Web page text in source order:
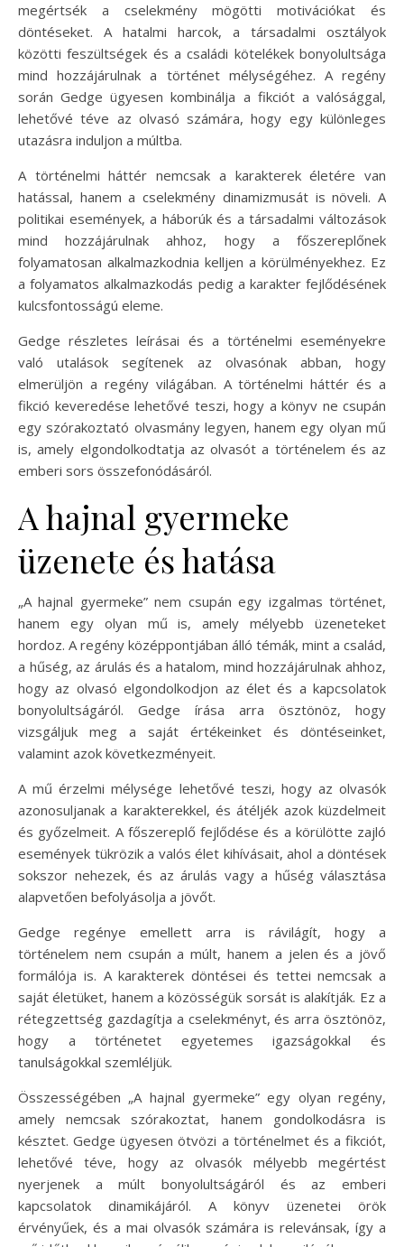
megértsék a cselekmény mögötti motivációkat és
döntéseket. A hatalmi harcok, a társadalmi osztályok
közötti feszültségek és a családi kötelékek bonyolultsága
mind hozzájárulnak a történet mélységéhez. A regény
során Gedge ügyesen kombinálja a fikciót a valósággal,
lehetővé téve az olvasó számára, hogy egy különleges
utazásra induljon a múltba.
A történelmi háttér nemcsak a karakterek életére van
hatással, hanem a cselekmény dinamizmusát is növeli. A
politikai események, a háborúk és a társadalmi változások
mind hozzájárulnak ahhoz, hogy a főszereplőnek
folyamatosan alkalmazkodnia kelljen a körülményekhez. Ez
a folyamatos alkalmazkodás pedig a karakter fejlődésének
kulcsfontosságú eleme.
Gedge részletes leírásai és a történelmi eseményekre
való utalások segítenek az olvasónak abban, hogy
elmerüljön a regény világában. A történelmi háttér és a
fikció keveredése lehetővé teszi, hogy a könyv ne csupán
egy szórakoztató olvasmány legyen, hanem egy olyan mű
is, amely elgondolkodtatja az olvasót a történelem és az
emberi sors összefonódásáról.
A hajnal gyermeke
üzenete és hatása
„A hajnal gyermeke” nem csupán egy izgalmas történet,
hanem egy olyan mű is, amely mélyebb üzeneteket
hordoz. A regény középpontjában álló témák, mint a család,
a hűség, az árulás és a hatalom, mind hozzájárulnak ahhoz,
hogy az olvasó elgondolkodjon az élet és a kapcsolatok
bonyolultságáról. Gedge írása arra ösztönöz, hogy
vizsgáljuk meg a saját értékeinket és döntéseinket,
valamint azok következményeit.
A mű érzelmi mélysége lehetővé teszi, hogy az olvasók
azonosuljanak a karakterekkel, és átéljék azok küzdelmeit
és győzelmeit. A főszereplő fejlődése és a körülötte zajló
események tükrözik a valós élet kihívásait, ahol a döntések
sokszor nehezek, és az árulás vagy a hűség választása
alapvetően befolyásolja a jövőt.
Gedge regénye emellett arra is rávilágít, hogy a
történelem nem csupán a múlt, hanem a jelen és a jövő
formálója is. A karakterek döntései és tettei nemcsak a
saját életüket, hanem a közösségük sorsát is alakítják. Ez a
rétegzettség gazdagítja a cselekményt, és arra ösztönöz,
hogy a történetet egyetemes igazságokkal és
tanulságokkal szemléljük.
Összességében „A hajnal gyermeke” egy olyan regény,
amely nemcsak szórakoztat, hanem gondolkodásra is
késztet. Gedge ügyesen ötvözi a történelmet és a fikciót,
lehetővé téve, hogy az olvasók mélyebb megértést
nyerjenek a múlt bonyolultságáról és az emberi
kapcsolatok dinamikájáról. A könyv üzenetei örök
érvényűek, és a mai olvasók számára is relevánsak, így a